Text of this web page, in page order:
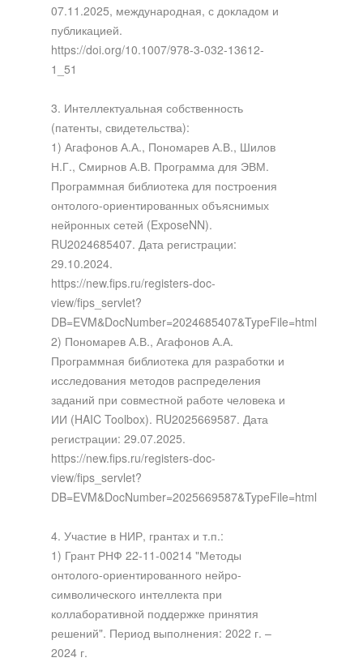
07.11.2025, международная, с докладом и
публикацией.
https://doi.org/10.1007/978-3-032-13612-
1_51
3. Интеллектуальная собственность
(патенты, свидетельства):
1) Агафонов А.А., Пономарев А.В., Шилов
Н.Г., Смирнов А.В. Программа для ЭВМ.
Программная библиотека для построения
онтолого-ориентированных объяснимых
нейронных сетей (ExposeNN).
RU2024685407. Дата регистрации:
29.10.2024.
https://new.fips.ru/registers-doc-
view/fips_servlet?
DB=EVM&DocNumber=2024685407&TypeFile=html
2) Пономарев А.В., Агафонов А.А.
Программная библиотека для разработки и
исследования методов распределения
заданий при совместной работе человека и
ИИ (HAIC Toolbox). RU2025669587. Дата
регистрации: 29.07.2025.
https://new.fips.ru/registers-doc-
view/fips_servlet?
DB=EVM&DocNumber=2025669587&TypeFile=html
4. Участие в НИР, грантах и т.п.:
1) Грант РНФ 22-11-00214 "Методы
онтолого-ориентированного нейро-
символического интеллекта при
коллаборативной поддержке принятия
решений". Период выполнения: 2022 г. –
2024 г.